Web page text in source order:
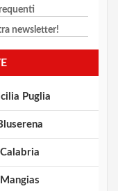
newsletter!
Puglia